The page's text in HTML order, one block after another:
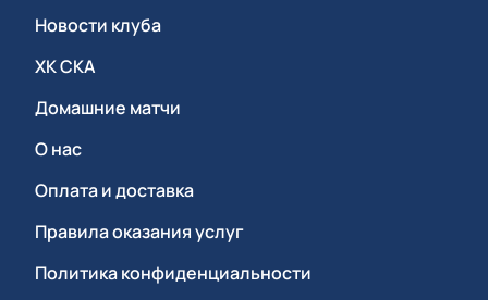
Новости клуба
ХК СКА
Домашние матчи
О нас
Оплата и доставка
Правила оказания услуг
Политика конфиденциальности